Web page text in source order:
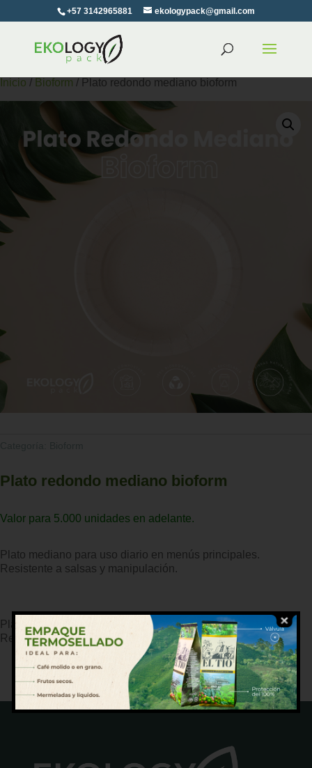
+57 3142965881 ekologypack@gmail.com
Inicio / Bioform / Plato redondo mediano bioform
Plato redondo mediano bioform
Valor para 5.000 unidades en adelante.
Plato mediano para uso diario en menús principales.
Resistente a salsas y manipulación.
Plato mediano para uso diario en menús principales.
Resistente a salsas y manipulación.